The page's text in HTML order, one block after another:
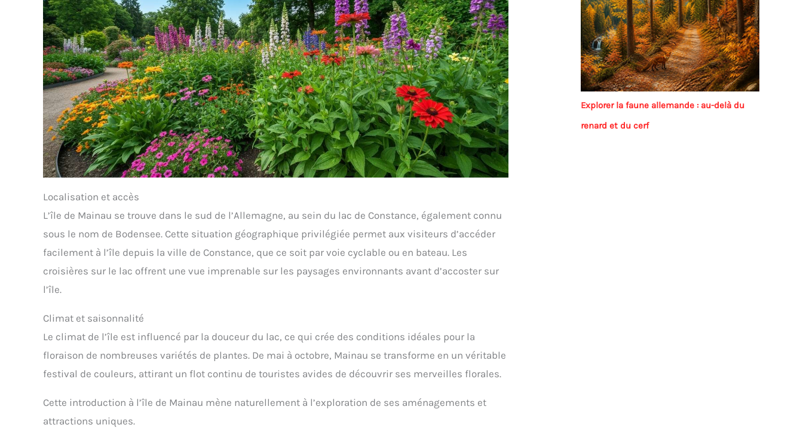
Localisation et accès
L’île de Mainau se trouve dans le sud de l’Allemagne, au sein du lac de Constance, également connu
sous le nom de Bodensee. Cette situation géographique privilégiée permet aux visiteurs d’accéder
facilement à l’île depuis la ville de Constance, que ce soit par voie cyclable ou en bateau. Les
croisières sur le lac offrent une vue imprenable sur les paysages environnants avant d’accoster sur
l’île.
Climat et saisonnalité
Le climat de l’île est influencé par la douceur du lac, ce qui crée des conditions idéales pour la
floraison de nombreuses variétés de plantes. De mai à octobre, Mainau se transforme en un véritable
festival de couleurs, attirant un flot continu de touristes avides de découvrir ses merveilles florales.
Cette introduction à l’île de Mainau mène naturellement à l’exploration de ses aménagements et
attractions uniques.
Explorer la faune allemande : au-delà du
renard et du cerf